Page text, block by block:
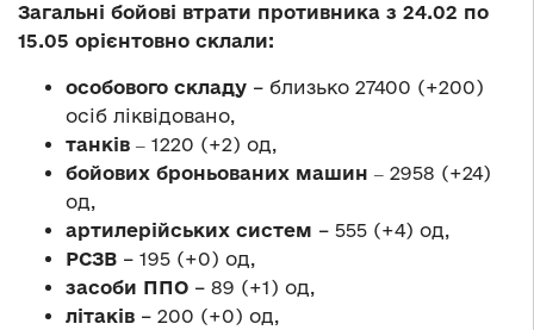
Загальні бойові втрати противника з 24.02 по
15.05 орієнтовно склали:
особового складу – близько 27400 (+200)
осіб ліквідовано,
танків ‒ 1220 (+2) од,
бойових броньованих машин ‒ 2958 (+24)
од,
артилерійських систем – 555 (+4) од,
РСЗВ – 195 (+0) од,
засоби ППО – 89 (+1) од,
літаків – 200 (+0) од,